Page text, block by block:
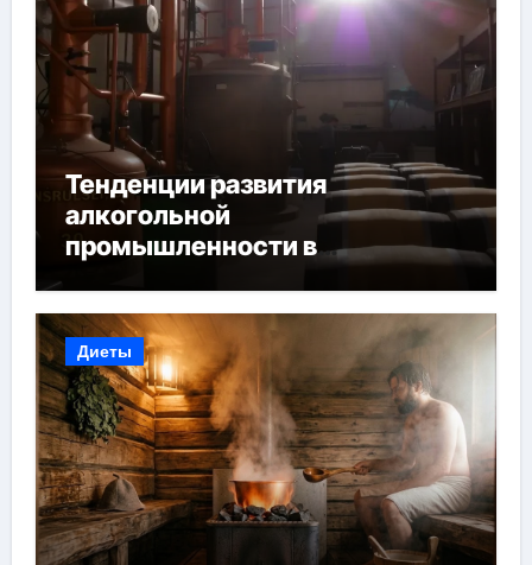
Тенденции развития
алкогольной
промышленности в
Диеты